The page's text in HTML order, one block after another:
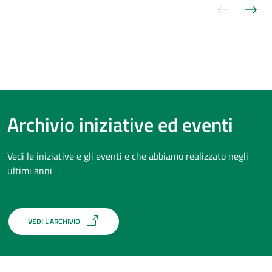
Slide
Archivio iniziative ed eventi
Vedi le iniziative e gli eventi e che abbiamo realizzato negli
ultimi anni
VEDI L'ARCHIVIO